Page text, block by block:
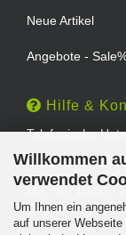
Willkommen
verwendet
Um Ihnen ein
auf unserer
Neue Artikel
Angebote -
Hilfe &
Telefonische
TEL: 0202 -
Geprüfter Online